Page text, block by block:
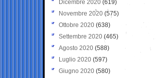
Dicembre 2020 (619)
Novembre 2020 (575)
Ottobre 2020 (638)
Settembre 2020(465)
Agosto 2020 (588)
Luglio 2020 (597)
Giugno 2020 (580)